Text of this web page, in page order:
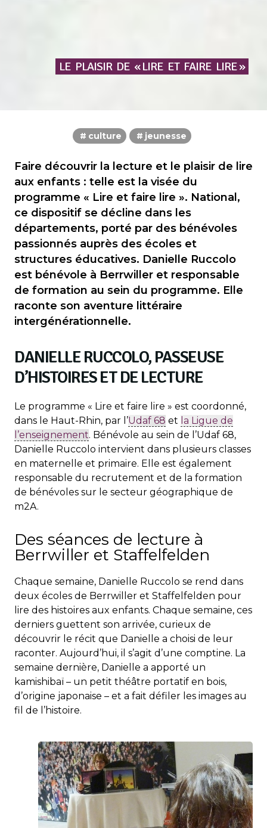
LE PLAISIR DE « LIRE ET FAIRE LIRE »
culture jeunesse
Faire découvrir la lecture et le plaisir de lire
aux enfants : telle est la visée du
programme « Lire et faire lire ». National,
ce dispositif se décline dans les
départements, porté par des bénévoles
passionnés auprès des écoles et
structures éducatives. Danielle Ruccolo
est bénévole à Berrwiller et responsable
de formation au sein du programme. Elle
raconte son aventure littéraire
intergénérationnelle.
DANIELLE RUCCOLO, PASSEUSE
D’HISTOIRES ET DE LECTURE
Le programme « Lire et faire lire » est coordonné,
dans le Haut-Rhin, par l’Udaf 68 et la Ligue de
l’enseignement. Bénévole au sein de l’Udaf 68,
Danielle Ruccolo intervient dans plusieurs classes
en maternelle et primaire. Elle est également
responsable du recrutement et de la formation
de bénévoles sur le secteur géographique de
m2A.
Des séances de lecture à
Berrwiller et Staffelfelden
Chaque semaine, Danielle Ruccolo se rend dans
deux écoles de Berrwiller et Staffelfelden pour
lire des histoires aux enfants. Chaque semaine, ces
derniers guettent son arrivée, curieux de
découvrir le récit que Danielle a choisi de leur
raconter. Aujourd’hui, il s’agit d’une comptine. La
semaine dernière, Danielle a apporté un
kamishibaï – un petit théâtre portatif en bois,
d’origine japonaise – et a fait défiler les images au
fil de l’histoire.